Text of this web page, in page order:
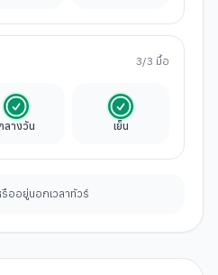
3/3 มื้อ
ลางวัน
รวมในค่าทัวร์
เย็น
รวมในค่าทัวร์
ออยู่นอกเวลาทัวร์